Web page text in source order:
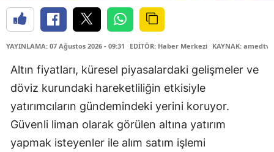
YAYINLAMA: 07 Ağustos 2026 - 09:31 EDİTÖR: Haber Merkezi KAYNAK:
Altın fiyatları, küresel piyasalardaki gelişmeler ve
döviz kurundaki hareketliliğin etkisiyle
yatırımcıların gündemindeki yerini koruyor.
Güvenli liman olarak görülen altına yatırım
yapmak isteyenler ile alım satım işlemi